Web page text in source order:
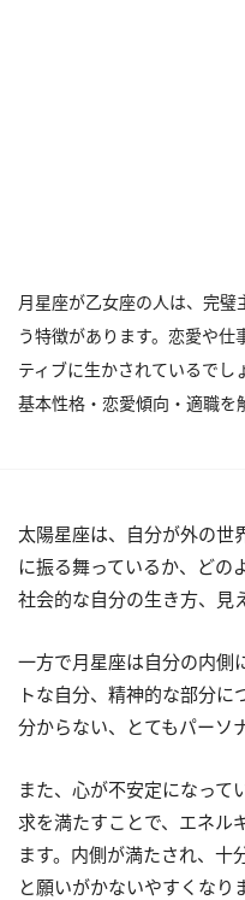
月星座が乙女座の人は、完
う特徴があります。恋愛や
ティブに生かされているでし
基本性格・恋愛傾向・適職を
太陽星座は、自分が外の世
に振る舞っているか、どの
社会的な自分の生き方、見
一方で月星座は自分の内側
トな自分、精神的な部分に
分からない、とてもパーソ
また、心が不安定になって
求を満たすことで、エネル
ます。内側が満たされ、十
と願いがかないやすくなり